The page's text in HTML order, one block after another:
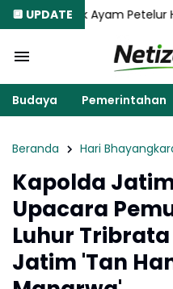
🔲 UPDATE
Petelur Harga Telur Tak
Budaya Pemerintahan
Beranda Hari
Kapolda
Upacara
Luhur
Jatim 'Tan